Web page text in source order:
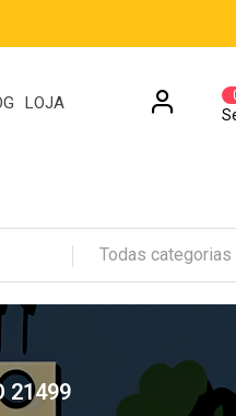
LOJA
Todas categorias
21499